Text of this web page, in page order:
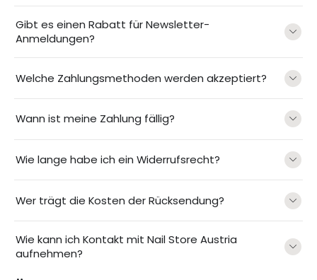
Gibt es einen Rabatt für Newsletter-
Anmeldungen?
Welche Zahlungsmethoden werden akzeptiert?
Wann ist meine Zahlung fällig?
Wie lange habe ich ein Widerrufsrecht?
Wer trägt die Kosten der Rücksendung?
Wie kann ich Kontakt mit Nail Store Austria
aufnehmen?